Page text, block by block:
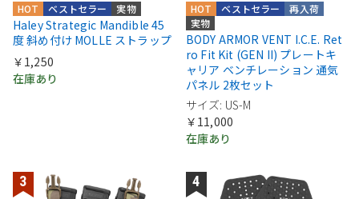
実物
ベストセラー
HOT
Haley Strategic Mandible 45
度 斜め付け MOLLE ストラップ
￥1,250
在庫あり
実物
再入荷
ベストセラー
HOT
BODY ARMOR VENT I.C.E. Ret
ro Fit Kit (GEN II) プレートキ
ャリア ベンチレーション 通気
パネル 2枚セット
サイズ: US-M
￥11,000
在庫あり